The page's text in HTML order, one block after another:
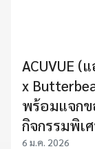
ACUVUE (
x
พร้อมแจกข
กิจกรรมพิเ
6 ม.ค. 2026